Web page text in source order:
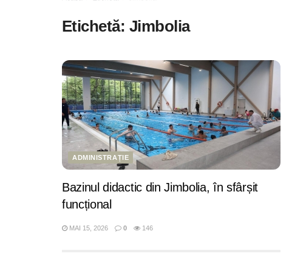
Etichetă: Jimbolia
ADMINISTRAȚIE
Bazinul didactic din Jimbolia, în sfârșit
funcțional
MAI 15, 2026 0 146